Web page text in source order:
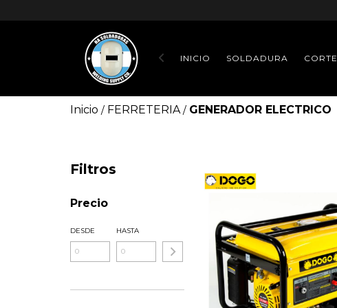
INICIO SOLDADURA CORTE
Inicio / FERRETERIA / GENERADOR ELECTRICO
Filtros
Precio
DESDE HASTA